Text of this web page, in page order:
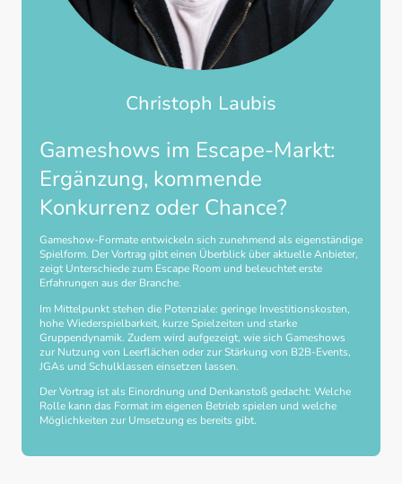
Christoph Laubis
Gameshows im Escape-Markt:
Ergänzung, kommende
Konkurrenz oder Chance?
Gameshow-Formate entwickeln sich zunehmend als eigenständige
Spielform. Der Vortrag gibt einen Überblick über aktuelle Anbieter,
zeigt Unterschiede zum Escape Room und beleuchtet erste
Erfahrungen aus der Branche.
Im Mittelpunkt stehen die Potenziale: geringe Investitionskosten,
hohe Wiederspielbarkeit, kurze Spielzeiten und starke
Gruppendynamik. Zudem wird aufgezeigt, wie sich Gameshows
zur Nutzung von Leerflächen oder zur Stärkung von B2B-Events,
JGAs und Schulklassen einsetzen lassen.
Der Vortrag ist als Einordnung und Denkanstoß gedacht: Welche
Rolle kann das Format im eigenen Betrieb spielen und welche
Möglichkeiten zur Umsetzung es bereits gibt.